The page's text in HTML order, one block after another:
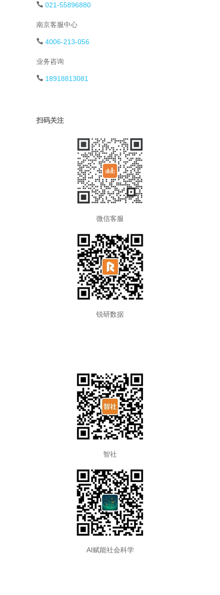
021-55896880
南京客服中心
4006-213-056
业务咨询
18918813081
扫码关注
微信客服
锐研数据
智社
AI赋能社会科学